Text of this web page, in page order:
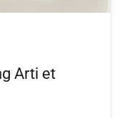
Arti et